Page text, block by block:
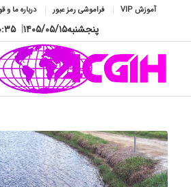
آموزش VIP فراموشی رمز عبور درباره ما و
پنجشنبه۱۴۰۵/۰۵/۱۵|